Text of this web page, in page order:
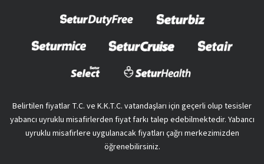
Belirtilen fiyatlar T.C. ve K.K.T.C. vatandaşları için geçerli olup tesisler
yabancı uyruklu misafirlerden fiyat farkı talep edebilmektedir. Yabancı
uyruklu misafirlere uygulanacak fiyatları çağrı merkezimizden
öğrenebilirsiniz.